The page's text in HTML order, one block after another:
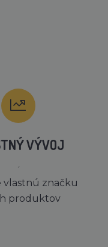
VÝVOJ
´
vlastnú značku
produktov